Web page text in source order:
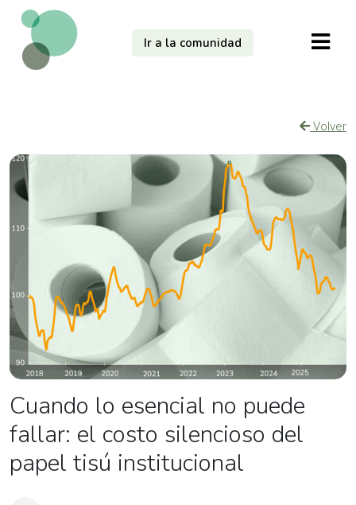
Ir a la comunidad
Volver
Cuando lo esencial no puede
fallar: el costo silencioso del
papel tisú institucional